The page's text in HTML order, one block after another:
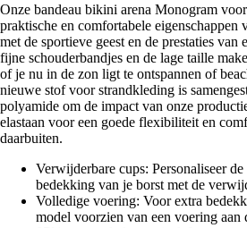
Onze bandeau bikini arena Monogram
praktische en comfortabele eigenschappen
met de sportieve geest en de prestaties van
fijne schouderbandjes en de lage taille
of je nu in de zon ligt te ontspannen of
nieuwe stof voor strandkleding is
polyamide om de impact van onze
elastaan voor een goede flexibiliteit en
daarbuiten.
Verwijderbare cups: Personaliseer
bedekking van je borst met de
Volledige voering: Voor extra
model voorzien van een voering aan